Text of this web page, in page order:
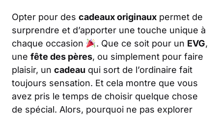
Opter pour des cadeaux originaux permet de
surprendre et d’apporter une touche unique à
chaque occasion
. Que ce soit pour un EVG,
une fête des pères, ou simplement pour faire
plaisir, un cadeau qui sort de l’ordinaire fait
toujours sensation. Et cela montre que vous
avez pris le temps de choisir quelque chose
de spécial. Alors, pourquoi ne pas explorer